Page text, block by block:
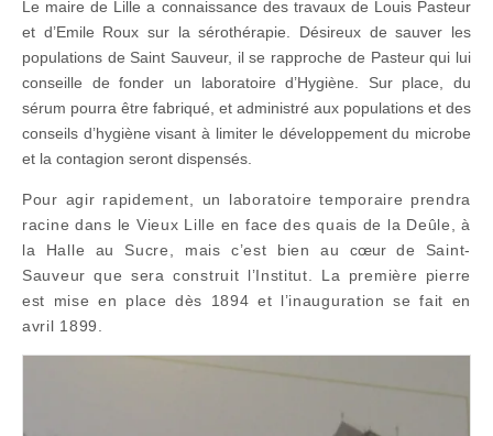
Le maire de Lille a connaissance des travaux de Louis Pasteur
et d’Emile Roux sur la sérothérapie. Désireux de sauver les
populations de Saint Sauveur, il se rapproche de Pasteur qui lui
conseille de fonder un laboratoire d’Hygiène. Sur place, du
sérum pourra être fabriqué, et administré aux populations et des
conseils d’hygiène visant à limiter le développement du microbe
et la contagion seront dispensés.
Pour agir rapidement, un laboratoire temporaire prendra
racine dans le Vieux Lille en face des quais de la Deûle, à
la Halle au Sucre, mais c’est bien au cœurde Saint-
Sauveur que sera construit l’Institut. La première pierre
est mise en place dès 1894 et l’inauguration se fait en
avril 1899.